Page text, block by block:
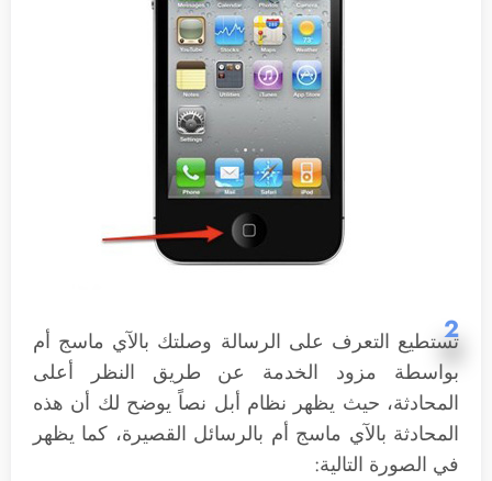
2
تستطيع التعرف على الرسالة وصلتك بالآي ماسج أم
بواسطة مزود الخدمة عن طريق النظر أعلى
المحادثة، حيث يظهر نظام أبل نصاً يوضح لك أن هذه
المحادثة بالآي ماسج أم بالرسائل القصيرة، كما يظهر
في الصورة التالية: